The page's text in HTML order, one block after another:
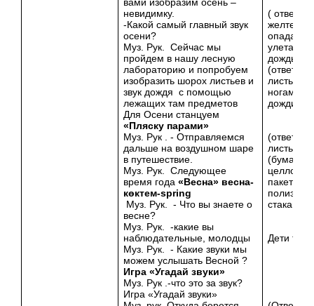
вами изобразим осень –
невидимку.
-Какой самый главный звук
осени?
Муз. Рук. Сейчас мы
пройдем в нашу лесную
лабораторию и попробуем
изобразить шорох листьев и
звук дождя с помощью
лежащих там предметов
Для Осени станцуем
«Пляску парами»
Муз. Рук . - Отправляемся
дальше на воздушном шаре
в путешествие.
Муз. Рук. Следующее
время года«Весна» весна-
көктем-spring
Муз. Рук. - Что вы знаете о
весне?
Муз. Рук. -какие вы
наблюдательные, молодцы
Муз. Рук. - Какие звуки мы
можем услышать Весной ?
Игра «Угадай звуки»
Муз. Рук .-что это за звук?
Игра «Угадай звуки»
( ответы:
желтеют,
опадают,
улетают,
дождь )
(ответы:,
листьев
ногами,
дождик)
(ответы-
листьев)
(бумага,
пакеты
Дети